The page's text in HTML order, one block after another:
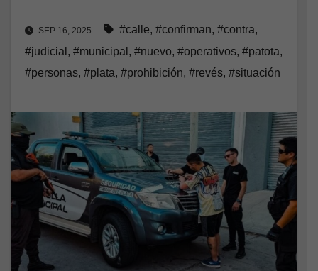
SEP 16, 2025 #calle, #confirman, #contra,
#judicial , #municipal , #nuevo, #operativos, #patota,
#personas, #plata, #prohibición, #revés, #situación